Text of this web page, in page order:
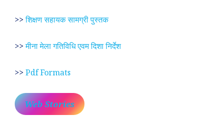
>>शिक्षण सहायक सामग्री पुस्तक
>>मीना मेला गतिविधि एवम दिशा निर्देश
>> Pdf Formats
Web Stories